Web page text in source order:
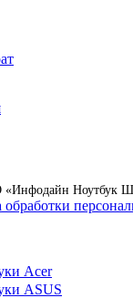
Ноутбук
Acer
ASUS